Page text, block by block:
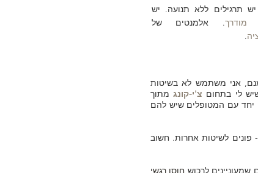
יש תרגילים ללא תנועה. יש
מודרך. אלמנטים של
.
אני משתמש לא בשיטות
לי בתחום צ'י-קונגמתוך
יחד עם המטופלים שיש להם
פונים לשיטות אחרות. חשוב
שמעוניינים לרכוש חוסן רגשי